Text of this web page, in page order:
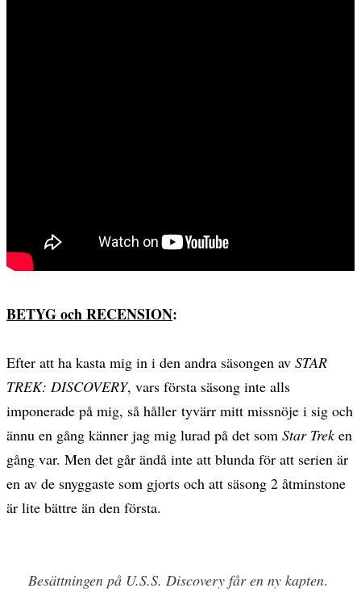
BETYG och RECENSION:
Efter att ha kasta mig in i den andra säsongen av STAR
TREK: DISCOVERY, vars första säsong inte alls
imponerade på mig, så håller tyvärr mitt missnöje i sig och
ännu en gång känner jag mig lurad på det som Star Treken
gång var. Men det går ändå inte att blunda för att serien är
en av de snyggaste som gjorts och att säsong 2 åtminstone
är lite bättre än den första.
Besättningen på U.S.S. Discovery får en ny kapten.